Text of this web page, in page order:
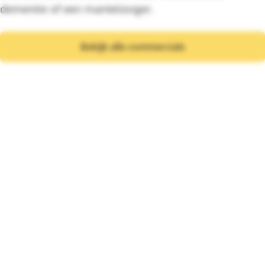
dementie of een mantelzorger.
Bekijk alle commercials